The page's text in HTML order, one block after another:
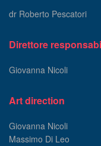
dr Roberto Pescatori
Direttore
Giovanna Nicoli
Art direction
Giovanna Nicoli
Massimo Di Leo